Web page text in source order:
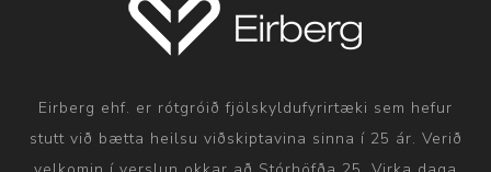
Eirberg ehf. er rótgróið fjölskyldufyrirtæki sem hefur
stutt við bætta heilsu viðskiptavina sinna í 25 ár. Verið